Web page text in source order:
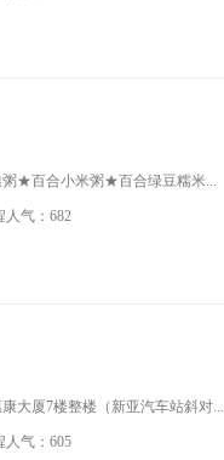
★百合小米粥★百合绿豆糯米...
人气：682
大厦7楼整楼（新亚汽车站斜对...
人气：605